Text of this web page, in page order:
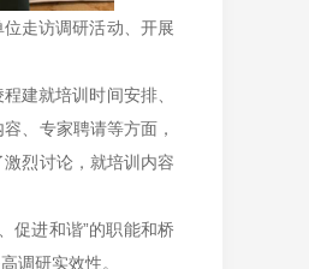
走访调研活动、开展
建就培训时间安排、
、专家聘请等方面，
烈讨论，就培训内容
促进和谐”的职能和桥
调研实效性。